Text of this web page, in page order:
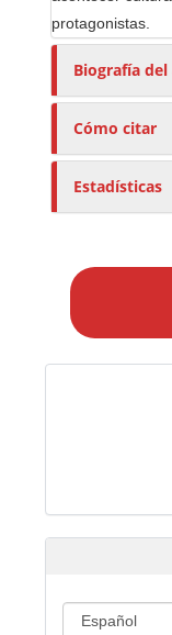
protagonistas.
Biografía
Cómo citar
Estadísticas
a
t
í